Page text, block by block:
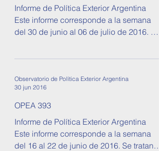
Informe de Política Exterior Argentina
Este informe corresponde a la semana
del 30 de junio al 06 de julio de 2016. Se
Observatorio de Política Exterior Argentina
30 jun 2016
OPEA 393
Informe de Política Exterior Argentina
Este informe corresponde a la semana
del 16 al 22 de junio de 2016. Se tratan